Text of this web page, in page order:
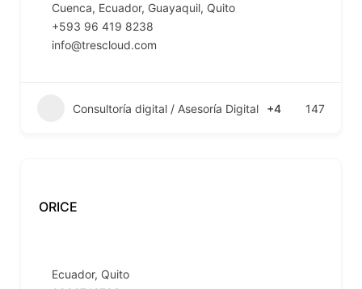
Cuenca, Ecuador, Guayaquil, Quito
+593 96 419 8238
info@trescloud.com
Consultoría digital / Asesoría Digital +4 147
ORICE
Ecuador, Quito